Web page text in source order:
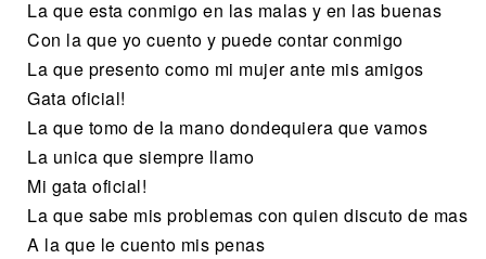
La que esta conmigo en las malas y en las buenas
Con la que yo cuento y puede contar conmigo
La que presento como mi mujer ante mis amigos
Gata oficial!
La que tomo de la mano dondequiera que vamos
La unica que siempre llamo
Mi gata oficial!
La que sabe mis problemas con quien discuto de mas
A la que le cuento mis penas